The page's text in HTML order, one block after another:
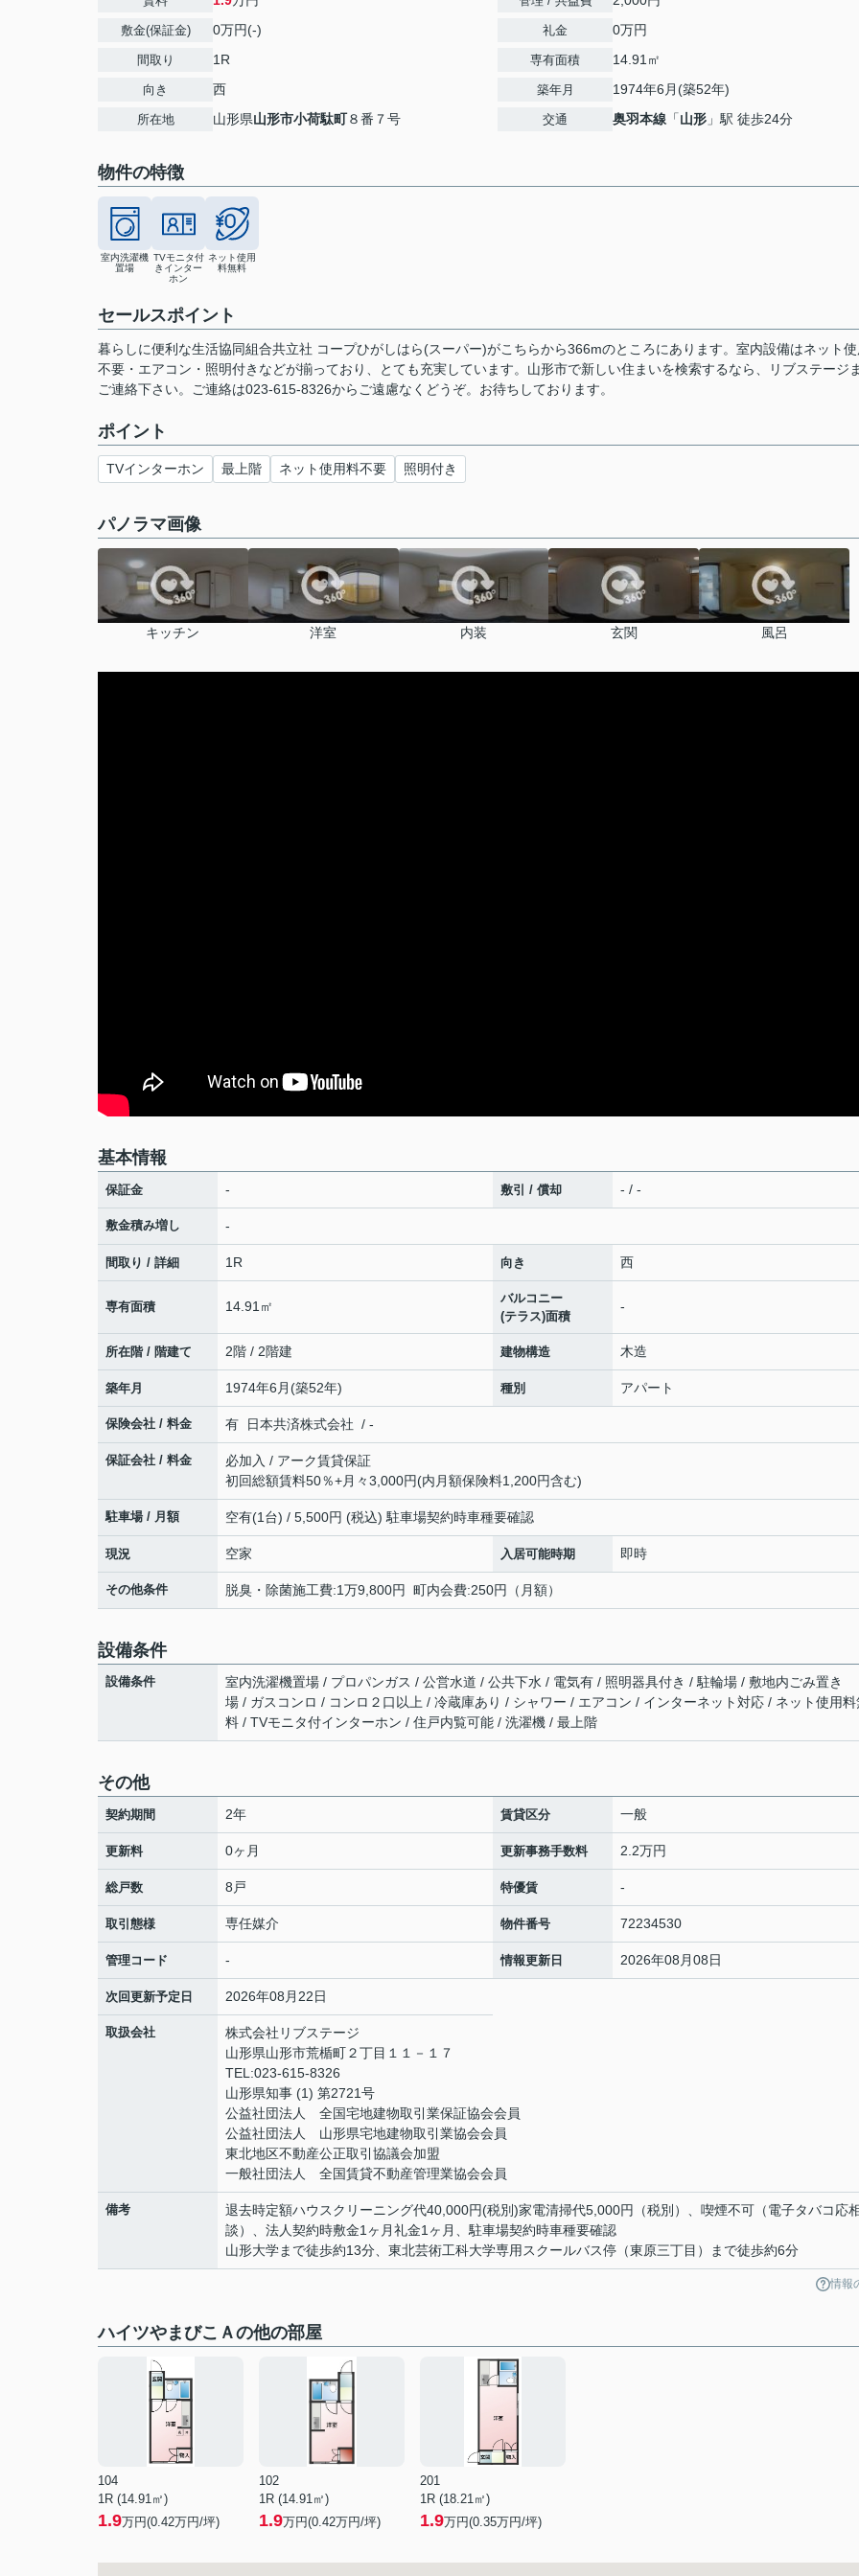
敷金(保証金) 0万円(-)
間取り 1R
向き 西
所在地 山形県山形市小荷駄町８番７号
礼金 0万円
専有面積 14.91㎡
築年月 1974年6月(築52年)
交通 奥羽本線 「山形 」駅 徒歩24分
物件の特徴
室内洗濯機
置場
TVモニタ付
きインター
ホン
ネット使用
料無料
セールスポイント
暮らしに便利な生活協同組合共立社 コープひがしはら(スーパー)がこちらから366mのところにあります。室内設備はネット
不要・エアコン・照明付きなどが揃っており、とても充実しています。山形市で新しい住まいを検索するなら、リブステージ
ご連絡下さい。ご連絡は023-615-8326からご遠慮なくどうぞ。お待ちしております。
ポイント
TVインターホン 最上階 ネット使用料不要 照明付き
パノラマ画像
キッチン 洋室 内装 玄関 風呂
基本情報
保証金 - 敷引 / 償却 - / -
敷金積み増し -
間取り / 詳細 1R 向き 西
専有面積 14.91㎡
バルコニー
(テラス)面積
-
所在階 / 階建て 2階 / 2階建 建物構造 木造
築年月 1974年6月(築52年) 種別 アパート
保険会社 / 料金 有 日本共済株式会社 / -
保証会社 / 料金
必加入 / アーク賃貸保証
初回総額賃料50％+月々3,000円(内月額保険料1,200円含む)
駐車場 / 月額 空有(1台) / 5,500円 (税込) 駐車場契約時車種要確認
現況 空家 入居可能時期 即時
その他条件 脱臭・除菌施工費:1万9,800円 町内会費:250円（月額）
設備条件
設備条件
室内洗濯機置場 / プロパンガス / 公営水道 / 公共下水 / 電気有 / 照明器具付き / 駐輪場 / 敷地内ごみ置き
場 / ガスコンロ / コンロ２口以上 / 冷蔵庫あり / シャワー / エアコン / インターネット対応 / ネット使用料
料 / TVモニタ付インターホン / 住戸内覧可能 / 洗濯機 / 最上階
その他
契約期間 2年 賃貸区分 一般
更新料 0ヶ月 更新事務手数料 2.2万円
総戸数 8戸 特優賃 -
取引態様 専任媒介 物件番号 72234530
管理コード - 情報更新日 2026年08月08日
次回更新予定日 2026年08月22日
取扱会社
株式会社リブステージ
山形県山形市荒楯町２丁目１１－１７
TEL:023-615-8326
山形県知事 (1) 第2721号
公益社団法人 全国宅地建物取引業保証協会会員
公益社団法人 山形県宅地建物取引業協会会員
東北地区不動産公正取引協議会加盟
一般社団法人 全国賃貸不動産管理業協会会員
備考
退去時定額ハウスクリーニング代40,000円(税別)家電清掃代5,000円（税別）、喫煙不可（電子タバコ応
談）、法人契約時敷金1ヶ月礼金1ヶ月、駐車場契約時車種要確認
山形大学まで徒歩約13分、東北芸術工科大学専用スクールバス停（東原三丁目）まで徒歩約6分
情報
ハイツやまびこＡの他の部屋
104
1R (14.91㎡)
1.9万円(0.42万円/坪)
102
1R (14.91㎡)
1.9万円(0.42万円/坪)
201
1R (18.21㎡)
1.9万円(0.35万円/坪)